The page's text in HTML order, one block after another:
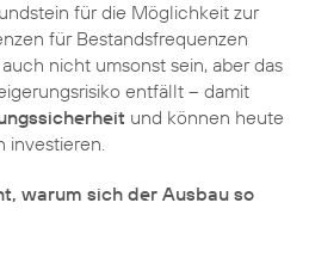
für die Möglichkeit zur
für Bestandsfrequenzen
nicht umsonst sein, aber das
entfällt – damit
und können heute
investieren.
warum sich der Ausbau so